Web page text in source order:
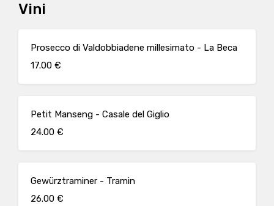
Vini
Prosecco di Valdobbiadene millesimato - La Beca
17.00 €
Petit Manseng - Casale del Giglio
24.00 €
Gewürztraminer - Tramin
26.00 €